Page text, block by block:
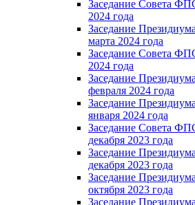
Заседание Совета
2024 года
Заседание
марта 2024 года
Заседание Совета
2024 года
Заседание
февраля 2024 года
Заседание
января 2024 года
Заседание Совета
декабря 2023 года
Заседание
декабря 2023 года
Заседание
октября 2023 года
Заседание